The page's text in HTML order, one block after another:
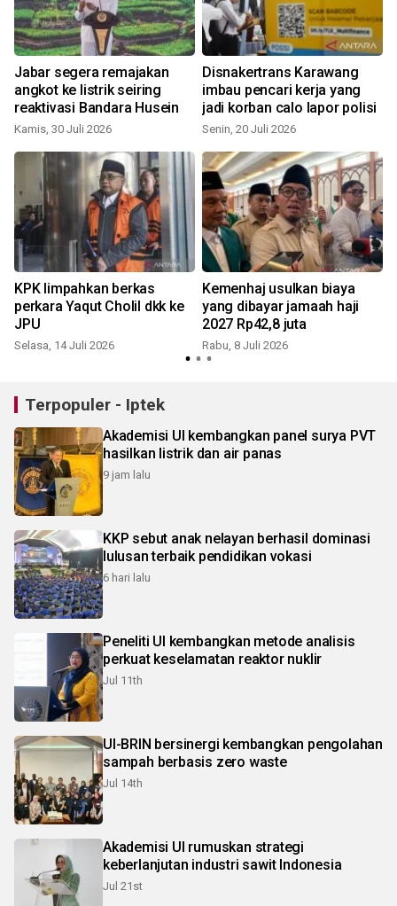
Jabar segera remajakan
angkot ke listrik seiring
reaktivasi Bandara Husein
Kamis, 30 Juli 2026
Disnakertrans Karawang
imbau pencari kerja yang
jadi korban calo lapor polisi
Senin, 20 Juli 2026
KPK limpahkan berkas
perkara Yaqut Cholil dkk ke
JPU
Selasa, 14 Juli 2026
Kemenhaj usulkan biaya
yang dibayar jamaah haji
2027 Rp42,8 juta
Rabu, 8 Juli 2026
Terpopuler - Iptek
Akademisi UI kembangkan panel surya PVT
hasilkan listrik dan air panas
9 jam lalu
KKP sebut anak nelayan berhasil dominasi
lulusan terbaik pendidikan vokasi
6 hari lalu
Peneliti UI kembangkan metode analisis
perkuat keselamatan reaktor nuklir
Jul 11th
UI-BRIN bersinergi kembangkan pengolahan
sampah berbasis zero waste
Jul 14th
Akademisi UI rumuskan strategi
keberlanjutan industri sawit Indonesia
Jul 21st